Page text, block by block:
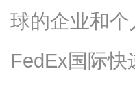
球的企业和
FedEx国际快